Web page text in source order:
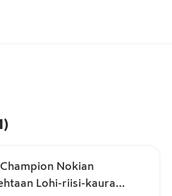
)
Nokian
Lohi-riisi-kaura